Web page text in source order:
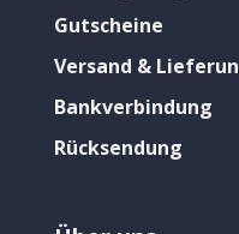
Gutscheine
Versand &
Bankverbindung
Rücksendung